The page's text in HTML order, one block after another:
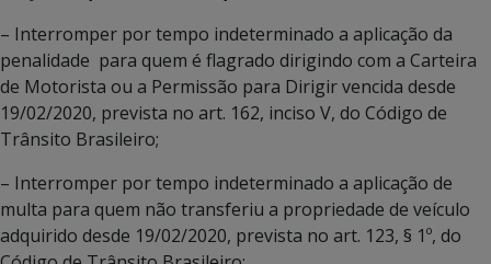
– Interromper por tempo indeterminado a aplicação da
penalidade para quem é flagrado dirigindo com a Carteira
de Motorista ou a Permissão para Dirigir vencida desde
19/02/2020, prevista no art. 162, inciso V, do Código de
Trânsito Brasileiro;
– Interromper por tempo indeterminado a aplicação de
multa para quem não transferiu a propriedade de veículo
adquirido desde 19/02/2020, prevista no art. 123, § 1º, do